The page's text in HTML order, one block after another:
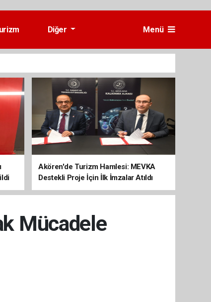
Diğer Menü
Akören'de Turizm Hamlesi: MEVKA
Destekli Proje İçin İlk İmzalar Atıldı
Mücadele